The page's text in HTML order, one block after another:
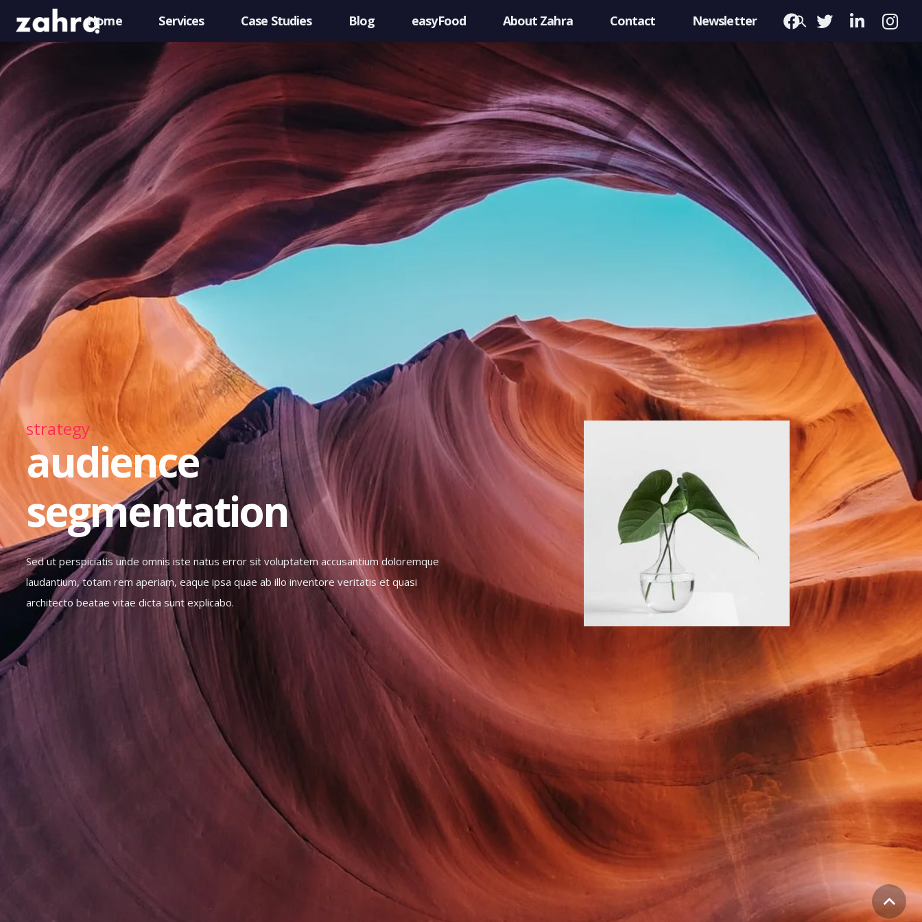
Home Services Case Studies Blog easyFood About Zahra Contact Newsletter
strategy
audience
segmentation
Sed ut perspiciatis unde omnis iste natus error sit voluptatem accusantium doloremque
laudantium, totam rem aperiam, eaque ipsa quae ab illo inventore veritatis et quasi
architecto beatae vitae dicta sunt explicabo.